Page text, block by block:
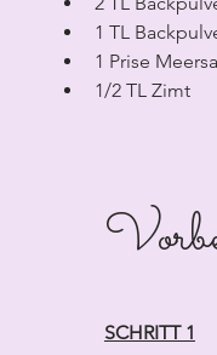
1 TL
1 Prise
1/2 TL Zimt
SCHRITT 1